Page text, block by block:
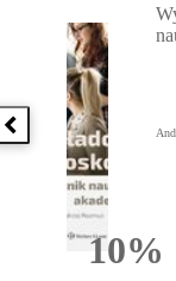
Poprzednia książka
10%